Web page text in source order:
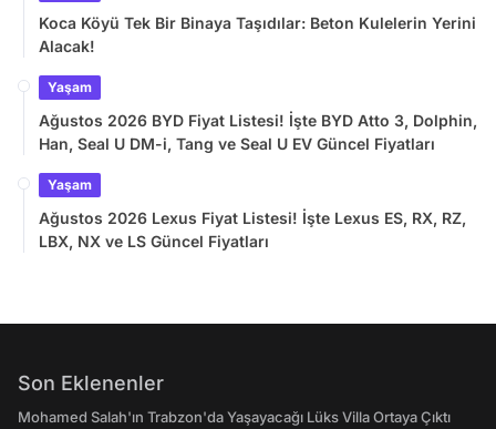
Koca Köyü Tek Bir Binaya Taşıdılar: Beton Kulelerin Yerini
Alacak!
Yaşam
Ağustos 2026 BYD Fiyat Listesi! İşte BYD Atto 3, Dolphin,
Han, Seal U DM-i, Tang ve Seal U EV Güncel Fiyatları
Yaşam
Ağustos 2026 Lexus Fiyat Listesi! İşte Lexus ES, RX, RZ,
LBX, NX ve LS Güncel Fiyatları
Son Eklenenler
Mohamed Salah'ın Trabzon'da Yaşayacağı Lüks Villa Ortaya Çıktı